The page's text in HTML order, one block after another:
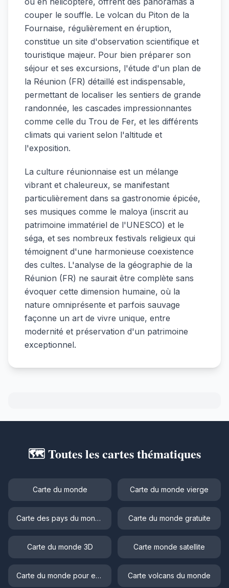
couper le souffle. Le volcan du Piton de la
Fournaise, régulièrement en éruption,
constitue un site d'observation scientifique et
touristique majeur. Pour bien préparer son
séjour et ses excursions, l'étude d'un plan de
la Réunion (FR) détaillé est indispensable,
permettant de localiser les sentiers de grande
randonnée, les cascades impressionnantes
comme celle du Trou de Fer, et les différents
climats qui varient selon l'altitude et
l'exposition.
La culture réunionnaise est un mélange
vibrant et chaleureux, se manifestant
particulièrement dans sa gastronomie épicée,
ses musiques comme le maloya (inscrit au
patrimoine immatériel de l'UNESCO) et le
séga, et ses nombreux festivals religieux qui
témoignent d'une harmonieuse coexistence
des cultes. L'analyse de la géographie de la
Réunion (FR) ne saurait être complète sans
évoquer cette dimension humaine, où la
nature omniprésente et parfois sauvage
façonne un art de vivre unique, entre
modernité et préservation d'un patrimoine
exceptionnel.
🗺️ Toutes les cartes thématiques
Carte du monde Carte du monde vierge
Carte des pays du monde Carte du monde gratuite
Carte du monde 3D Carte monde satellite
Carte du monde pour enfant Carte volcans du monde